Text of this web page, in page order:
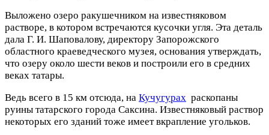
Выложено озеро ракушечником на известняковом
растворе, в котором встречаются кусочки угля. Эта деталь
дала Г. И. Шаповалову, директору Запорожского
областного краеведческого музея, основания утверждать,
что озеру около шести веков и построили его в средних
веках татары.
Ведь всего в 15 км отсюда, на Кучугурах раскопаны
руины татарского города Саксина. Известняковый раствор
некоторых его зданий тоже имеет вкрапление угольков.